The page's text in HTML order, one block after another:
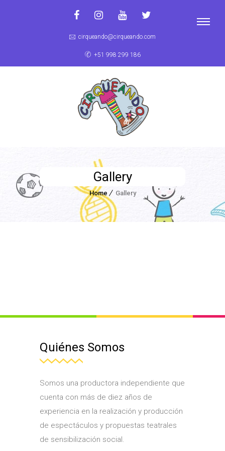
cirqueando@cirqueando.com
+51 998 299 186
Gallery
Home Gallery
Quiénes Somos
Somos una productora independiente que
cuenta con más de diez años de
experiencia en la realización y producción
de espectáculos y propuestas teatrales
de sensibilización social.